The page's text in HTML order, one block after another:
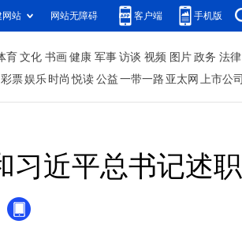
网站 网站无障碍 客户端 手机版
育 文化 书画 健康 军事 访谈 视频 图片 政务 法律
彩票娱乐 时尚 悦读 公益 一带一路 亚太网 上市公司
习近平总书记述职